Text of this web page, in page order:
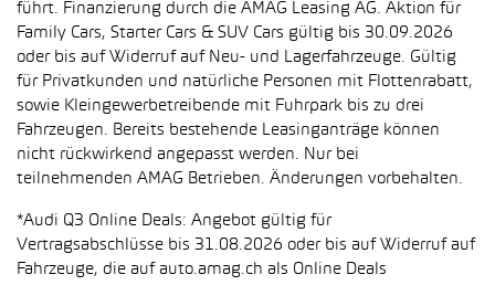
führt. Finanzierung durch die AMAG Leasing AG. Aktion für
Family Cars, Starter Cars & SUV Cars gültig bis 30.09.2026
oder bis auf Widerruf auf Neu- und Lagerfahrzeuge. Gültig
für Privatkunden und natürliche Personen mit Flottenrabatt,
sowie Kleingewerbetreibende mit Fuhrpark bis zu drei
Fahrzeugen. Bereits bestehende Leasinganträge können
nicht rückwirkend angepasst werden. Nur bei
teilnehmenden AMAG Betrieben. Änderungen vorbehalten.
*Audi Q3 Online Deals: Angebot gültig für
Vertragsabschlüsse bis 31.08.2026 oder bis auf Widerruf auf
Fahrzeuge, die auf auto.amag.ch als Online Deals